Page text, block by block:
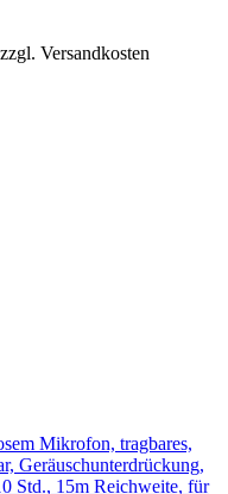
Versandkosten
Mikrofon, tragbares,
Geräuschunterdrückung,
Std., 15m Reichweite, für